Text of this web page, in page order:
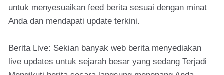
untuk menyesuaikan feed berita sesuai dengan minat
Anda dan mendapati update terkini.
Berita Live: Sekian banyak web berita menyediakan
live updates untuk sejarah besar yang sedang Terjadi